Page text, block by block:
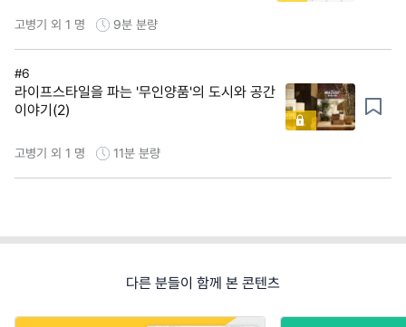
고병기 외 1 명 9분 분량
#6
라이프스타일을 파는 '무인양품'의 도시와 공간
이야기(2)
고병기 외 1 명 11분 분량
다른 분들이 함께 본 콘텐츠